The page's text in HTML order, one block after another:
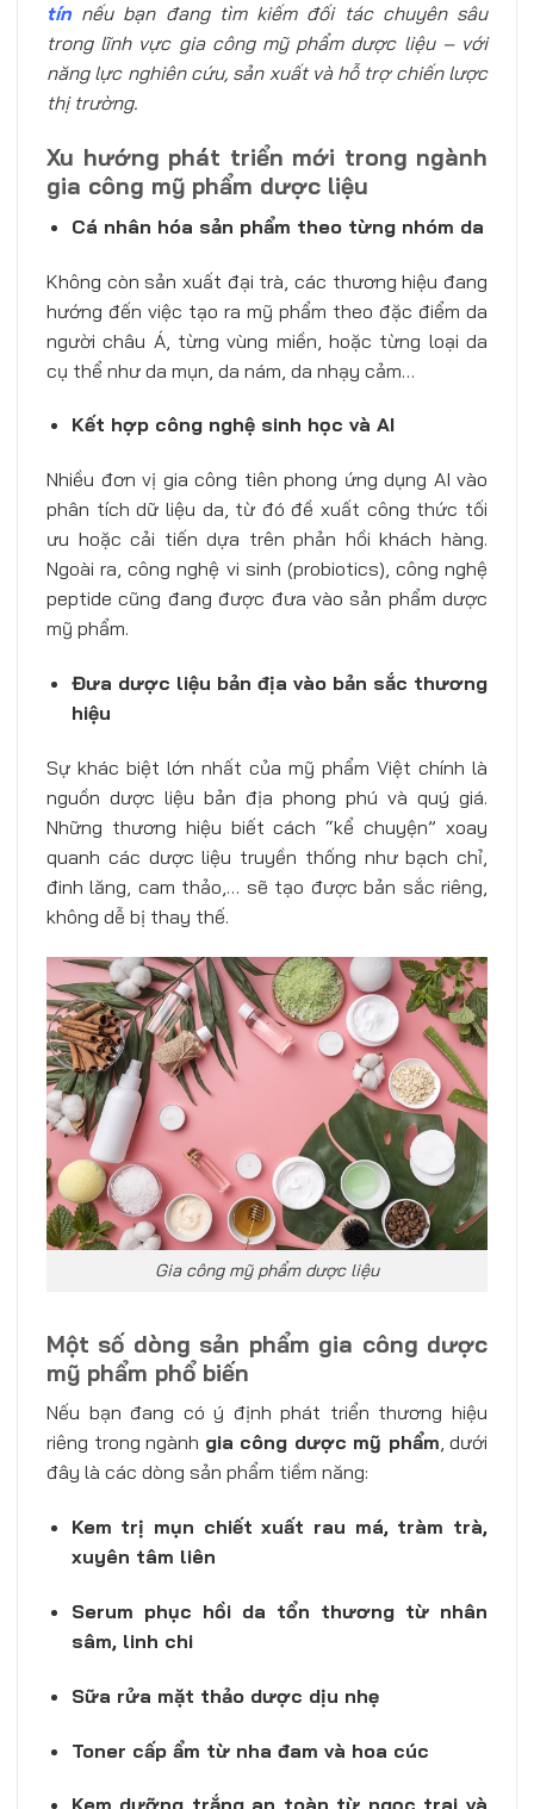
tín nếu bạn đang tìm kiếm đối tác chuyên sâu
trong lĩnh vực gia công mỹ phẩm dược liệu – với
năng lực nghiên cứu, sản xuất và hỗ trợ chiến lược
thị trường.
Xu hướng phát triển mới trong ngành
gia công mỹ phẩm dược liệu
Cá nhân hóa sản phẩm theo từng nhóm da
Không còn sản xuất đại trà, các thương hiệu đang
hướng đến việc tạo ra mỹ phẩm theo đặc điểm da
người châu Á, từng vùng miền, hoặc từng loại da
cụ thể như da mụn, da nám, da nhạy cảm…
Kết hợp công nghệ sinh học và AI
Nhiều đơn vị gia công tiên phong ứng dụng AI vào
phân tích dữ liệu da, từ đó đề xuất công thức tối
ưu hoặc cải tiến dựa trên phản hồi khách hàng.
Ngoài ra, công nghệ vi sinh (probiotics), công nghệ
peptide cũng đang được đưa vào sản phẩm dược
mỹ phẩm.
Đưa dược liệu bản địa vào bản sắc thương
hiệu
Sự khác biệt lớn nhất của mỹ phẩm Việt chính là
nguồn dược liệu bản địa phong phú và quý giá.
Những thương hiệu biết cách “kể chuyện” xoay
quanh các dược liệu truyền thống như bạch chỉ,
đinh lăng, cam thảo,… sẽ tạo được bản sắc riêng,
không dễ bị thay thế.
Gia công mỹ phẩm dược liệu
Một số dòng sản phẩm gia công dược
mỹ phẩm phổ biến
Nếu bạn đang có ý định phát triển thương hiệu
riêng trong ngành gia công dược mỹ phẩm, dưới
đây là các dòng sản phẩm tiềm năng:
Kem trị mụn chiết xuất rau má, tràm trà,
xuyên tâm liên
Serum phục hồi da tổn thương từ nhân
sâm, linh chi
Sữa rửa mặt thảo dược dịu nhẹ
Toner cấp ẩm từ nha đam và hoa cúc